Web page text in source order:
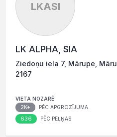
LKASI
LK ALPHA, SIA
Ziedoņu iela 7, Mārupe,
2167
VIETA NOZARĒ
2K+ PĒC APGROZĪJUMA
636 PĒC PEĻŅAS